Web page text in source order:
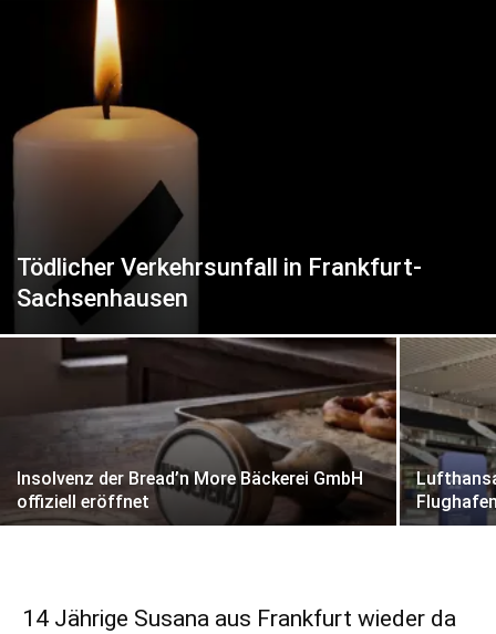
Tödlicher Verkehrsunfall in Frankfurt-
Sachsenhausen
Insolvenz der Bread’n More Bäckerei GmbH
offiziell eröffnet
14 Jährige Susana aus Frankfurt wieder da